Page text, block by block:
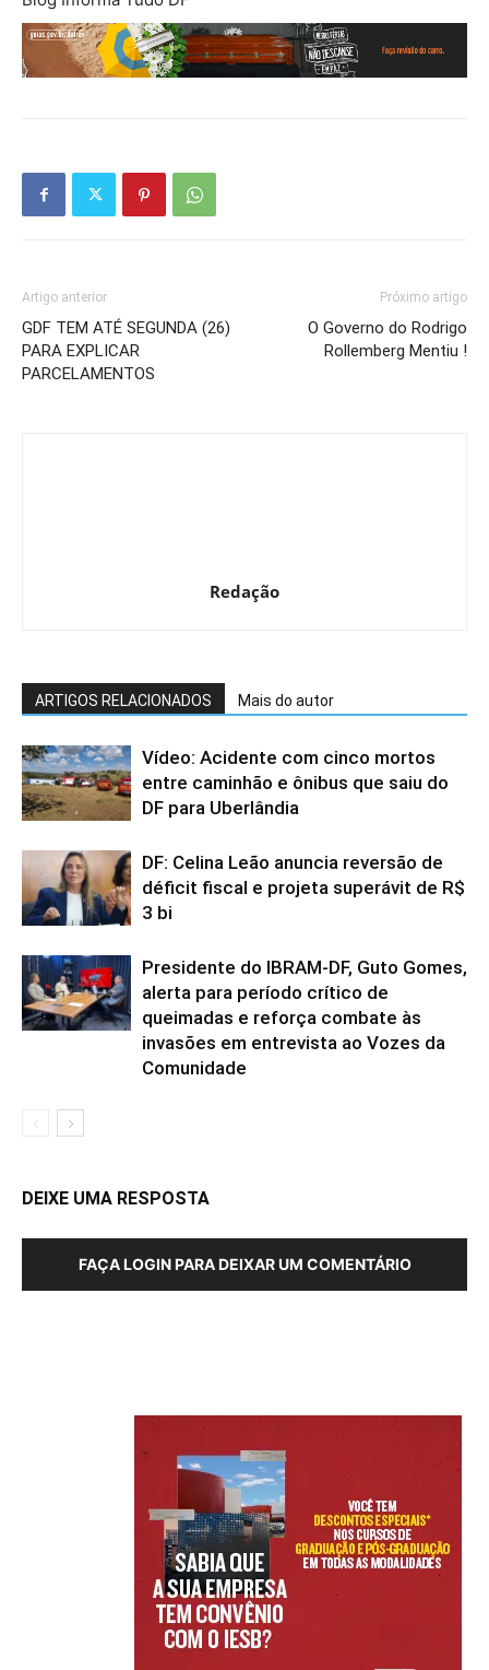
Artigo anterior
GDF TEM ATÉ SEGUNDA (26)
PARA EXPLICAR
PARCELAMENTOS
Próximo artigo
O Governo do Rodrigo
Rollemberg Mentiu !
Redação
ARTIGOS RELACIONADOS Mais do autor
Vídeo: Acidente com cinco mortos
entre caminhão e ônibus que saiu do
DF para Uberlândia
DF: Celina Leão anuncia reversão de
déficit fiscal e projeta superávit de R$
3 bi
Presidente do IBRAM-DF, Guto Gomes,
alerta para período crítico de
queimadas e reforça combate às
invasões em entrevista ao Vozes da
Comunidade
DEIXE UMA RESPOSTA
FAÇA LOGIN PARA DEIXAR UM COMENTÁRIO